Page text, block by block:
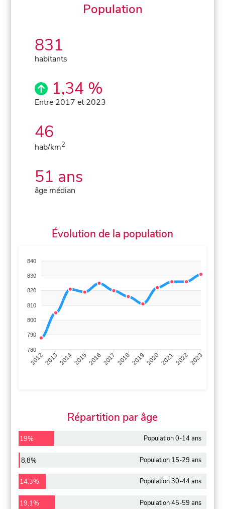
Population
831
habitants
1,34 %
Entre 2017 et 2023
46
hab/km2
51 ans
âge médian
Évolution de la population
840
830
820
810
800
790
780
201220132014201520162017 20182019 2020202120222023
Répartition par âge
19% Population 0-14 ans
8,8% Population 15-29 ans
14,3% Population 30-44 ans
19,1% Population 45-59 ans